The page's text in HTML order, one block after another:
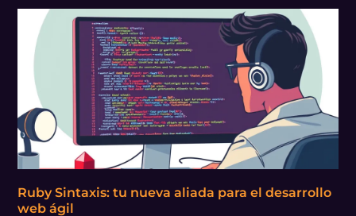
Ruby Sintaxis: tu nueva aliada para el desarrollo
web ágil